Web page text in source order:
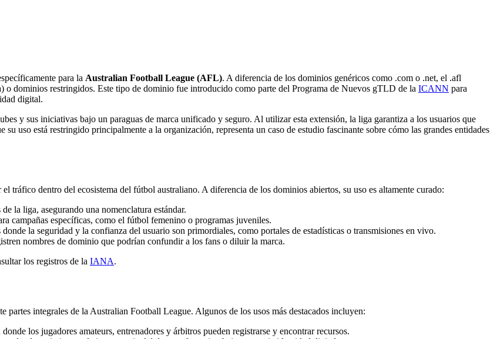
para la Australian Football League (AFL). A diferencia de los dominios genéricos como .com o .net, el .afl
dominios restringidos. Este tipo de dominio fue introducido como parte del Programa de Nuevos gTLD de la ICANN para
digital.
y sus iniciativas bajo un paraguas de marca unificado y seguro. Al utilizar esta extensión, la liga garantiza a los usuarios que
uso está restringido principalmente a la organización, representa un caso de estudio fascinante sobre cómo las grandes entidades
tráfico dentro del ecosistema del fútbol australiano. A diferencia de los dominios abiertos, su uso es altamente curado:
la liga, asegurando una nomenclatura estándar.
campañas específicas, como el fútbol femenino o programas juveniles.
la seguridad y la confianza del usuario son primordiales, como portales de estadísticas o transmisiones en vivo.
nombres de dominio que podrían confundir a los fans o diluir la marca.
los registros de la IANA.
integrales de la Australian Football League. Algunos de los usos más destacados incluyen:
los jugadores amateurs, entrenadores y árbitros pueden registrarse y encontrar recursos.